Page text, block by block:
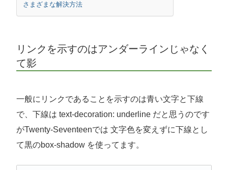
さまざまな解決方法
リンクを示すのはアンダーラインじゃなく
て影
一般にリンクであることを示すのは青い文字と下線
で、下線は text-decoration: underline だと思うのです
がTwenty-Seventeenでは 文字色を変えずに下線とし
て黒のbox-shadow を使ってます。